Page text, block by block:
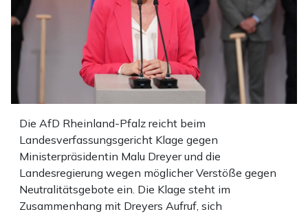
Die AfD Rheinland-Pfalz reicht beim
Landesverfassungsgericht Klage gegen
Ministerpräsidentin Malu Dreyer und die
Landesregierung wegen möglicher Verstöße gegen
Neutralitätsgebote ein. Die Klage steht im
Zusammenhang mit Dreyers Aufruf, sich